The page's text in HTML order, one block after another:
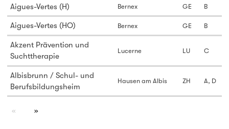
Aigues-Vertes (H) Bernex GE B
Aigues-Vertes (HO) Bernex GE B
Akzent Prävention und
Suchttherapie
Lucerne LU C
Albisbrunn / Schul- und
Berufsbildungsheim
Hausen am Albis ZH A, D
page